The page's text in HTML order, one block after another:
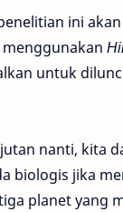
ini
untuk
nanti, kita
biologis jika
planet yang